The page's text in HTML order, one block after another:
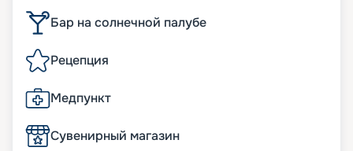
Бар на солнечной палубе
Рецепция
Медпункт
Сувенирный магазин